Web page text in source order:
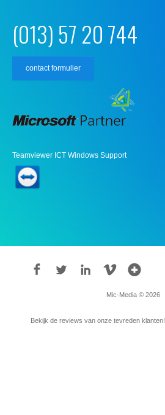
(013) 57 20 744
contact formulier
Teamviewer ICT Windows Support
Mic-Media © 2026
Bekijk de reviews van onze tevreden klanten!